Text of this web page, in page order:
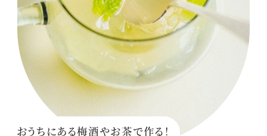
おうちにある梅酒やお茶で作る！